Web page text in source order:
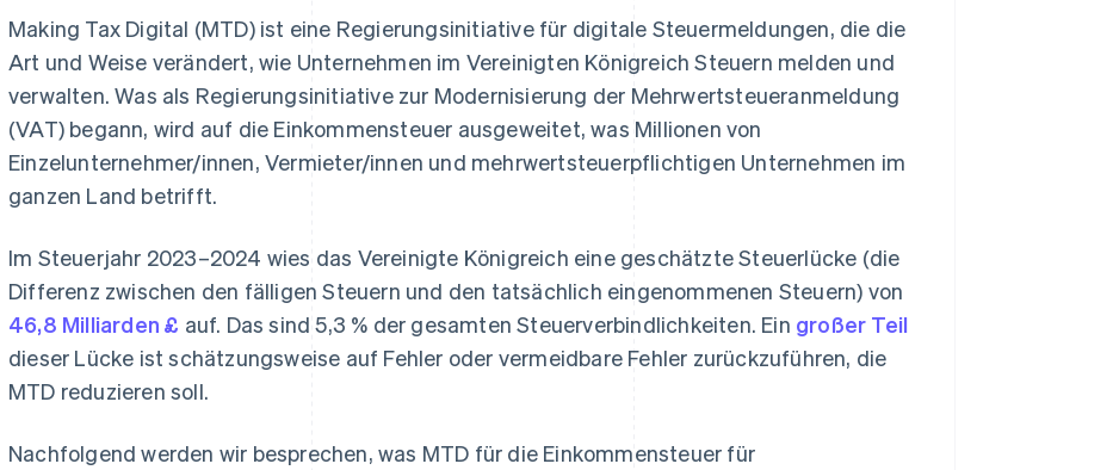
Making Tax Digital (MTD) ist eine Regierungsinitiative für digitale Steuermeldungen, die die
Art und Weise verändert, wie Unternehmen im Vereinigten Königreich Steuern melden und
verwalten. Was als Regierungsinitiative zur Modernisierung der Mehrwertsteueranmeldung
(VAT) begann, wird auf die Einkommensteuer ausgeweitet, was Millionen von
Einzelunternehmer/innen, Vermieter/innen und mehrwertsteuerpflichtigen Unternehmen im
ganzen Land betrifft.
Im Steuerjahr 2023–2024 wies das Vereinigte Königreich eine geschätzte Steuerlücke (die
Differenz zwischen den fälligen Steuern und den tatsächlich eingenommenen Steuern) von
46,8 Milliarden £ auf. Das sind 5,3 % der gesamten Steuerverbindlichkeiten. Ein großer Teil
dieser Lücke ist schätzungsweise auf Fehler oder vermeidbare Fehler zurückzuführen, die
MTD reduzieren soll.
Nachfolgend werden wir besprechen, was MTD für die Einkommensteuer für